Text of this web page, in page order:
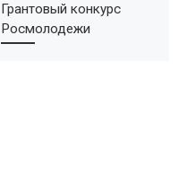
Грантовый конкурс
Росмолодежи